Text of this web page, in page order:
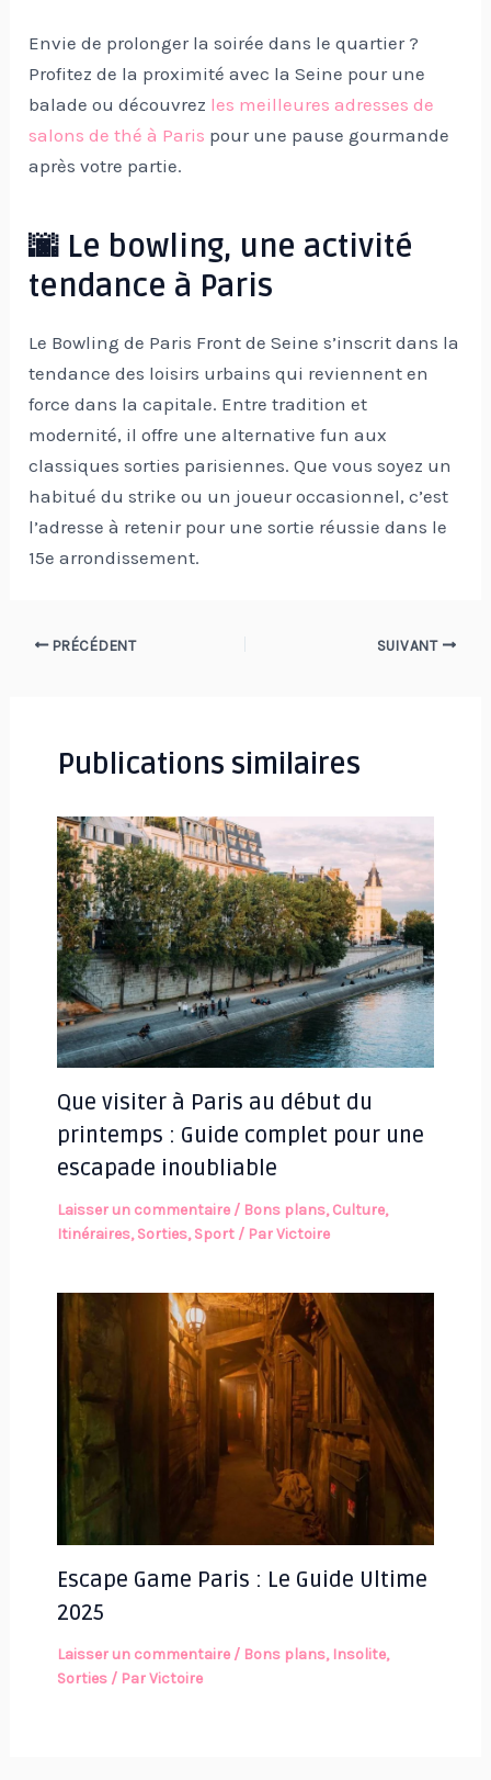
Envie de prolonger la soirée dans le quartier ?
Profitez de la proximité avec la Seine pour une
balade ou découvrez les meilleures adresses de
salons de thé à Paris pour une pause gourmande
après votre partie.
🌆 Le bowling, une activité
tendance à Paris
Le Bowling de Paris Front de Seine s’inscrit dans la
tendance des loisirs urbains qui reviennent en
force dans la capitale. Entre tradition et
modernité, il offre une alternative fun aux
classiques sorties parisiennes. Que vous soyez un
habitué du strike ou un joueur occasionnel, c’est
l’adresse à retenir pour une sortie réussie dans le
15e arrondissement.
Navigation
PRÉCÉDENT SUIVANT
Publications similaires
Que visiter à Paris au début du
printemps : Guide complet pour une
escapade inoubliable
Laisser un commentaire / Bons plans,Culture,
Itinéraires,Sorties,Sport/ ParVictoire
Escape Game Paris : Le Guide Ultime
2025
Laisser un commentaire / Bons plans, Insolite,
Sorties/ ParVictoire